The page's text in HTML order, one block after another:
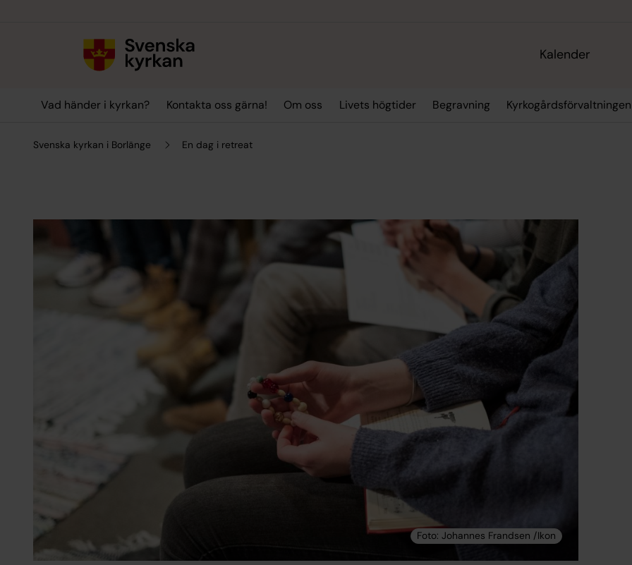
Kalender
Vad händer i kyrkan? Kontakta oss gärna! Om oss Livets högtider Begravning Kyrkogårdsförvaltningen
Svenska kyrkan i Borlänge En dag i retreat